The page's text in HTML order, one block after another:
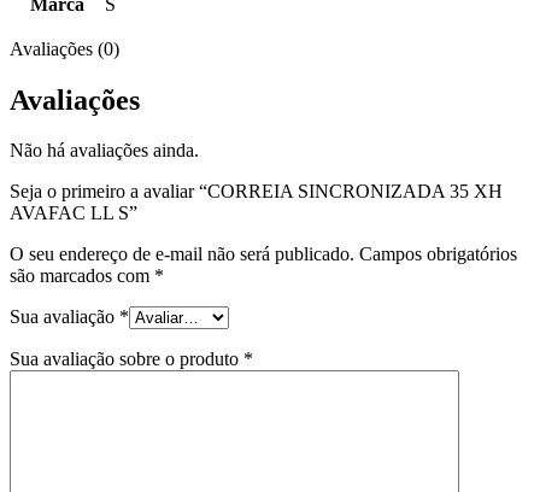
Avaliações (0)
Avaliações
Não há avaliações ainda.
Seja o primeiro a avaliar “CORREIA SINCRONIZADA 35 XH
AVAFAC LL S”
O seu endereço de e-mail não será publicado. Campos obrigatórios
são marcados com *
Sua avaliação *
Sua avaliação sobre o produto *